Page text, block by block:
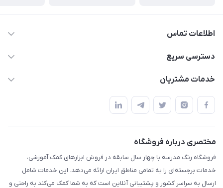
اطلاعات تماس
02136781755
دسترسی سریع
پلنر و دفتر
استایل معلم و دانش آموز
بازی و نمایش
تزئین کلاس
طرح های تشویقی
گیفت ها و جوایز
خدمات مشتریان
قوانین و مقررات
حریم خصوصی
مختصری درباره فروشگاه
فروشگاه رنگ مدرسه با چهار سال سابقه در فروش ابزارهای کمک آموزشی،
خدمات برجسته‌ای را به تمامی مناطق ایران ارائه می‌دهد. این خدمات شامل
ارسال به سراسر کشور و پشتیبانی آنلاین است که به شما کمک می‌کند به راحتی و